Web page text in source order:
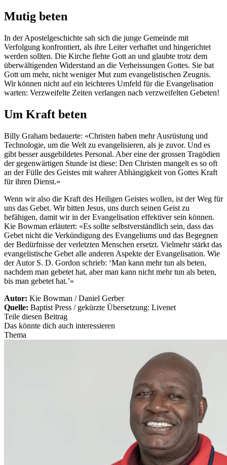
Mutig beten
In der Apostelgeschichte sah sich die junge Gemeinde mit
Verfolgung konfrontiert, als ihre Leiter verhaftet und hingerichtet
werden sollten. Die Kirche flehte Gott an und glaubte trotz dem
überwältigenden Widerstand an die Verheissungen Gottes. Sie bat
Gott um mehr, nicht weniger Mut zum evangelistischen Zeugnis.
Wir können nicht auf ein leichteres Umfeld für die Evangelisation
warten: Verzweifelte Zeiten verlangen nach verzweifelten Gebeten!
Um Kraft beten
Billy Graham bedauerte: «Christen haben mehr Ausrüstung und
Technologie, um die Welt zu evangelisieren, als je zuvor. Und es
gibt besser ausgebildetes Personal. Aber eine der grossen Tragödien
der gegenwärtigen Stunde ist diese: Den Christen mangelt es so oft
an der Fülle des Geistes mit wahrer Abhängigkeit von Gottes Kraft
für ihren Dienst.»
Wenn wir also die Kraft des Heiligen Geistes wollen, ist der Weg für
uns das Gebet. Wir bitten Jesus, uns durch seinen Geist zu
befähigen, damit wir in der Evangelisation effektiver sein können.
Kie Bowman erläutert: «Es sollte selbstverständlich sein, dass das
Gebet nicht die Verkündigung des Evangeliums und das Begegnen
der Bedürfnisse der verletzten Menschen ersetzt. Vielmehr stärkt das
evangelistische Gebet alle anderen Aspekte der Evangelisation. Wie
der Autor S. D. Gordon schrieb: ‘Man kann mehr tun als beten,
nachdem man gebetet hat, aber man kann nicht mehr tun als beten,
bis man gebetet hat.’»
Autor: Kie Bowman / Daniel Gerber
Quelle: Baptist Press / gekürzte Übersetzung: Livenet
Teile diesen Beitrag
Das könnte dich auch interessieren
Thema